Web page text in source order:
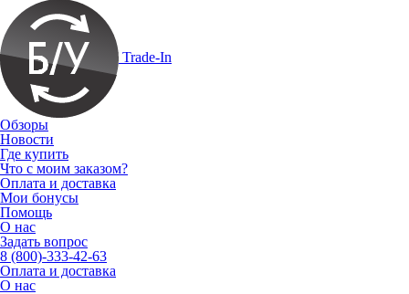
Trade-In
Обзоры
Новости
Где купить
Что с моим заказом?
Оплата и доставка
Мои бонусы
Помощь
О нас
Задать вопрос
8 (800)-333-42-63
Оплата и доставка
О нас